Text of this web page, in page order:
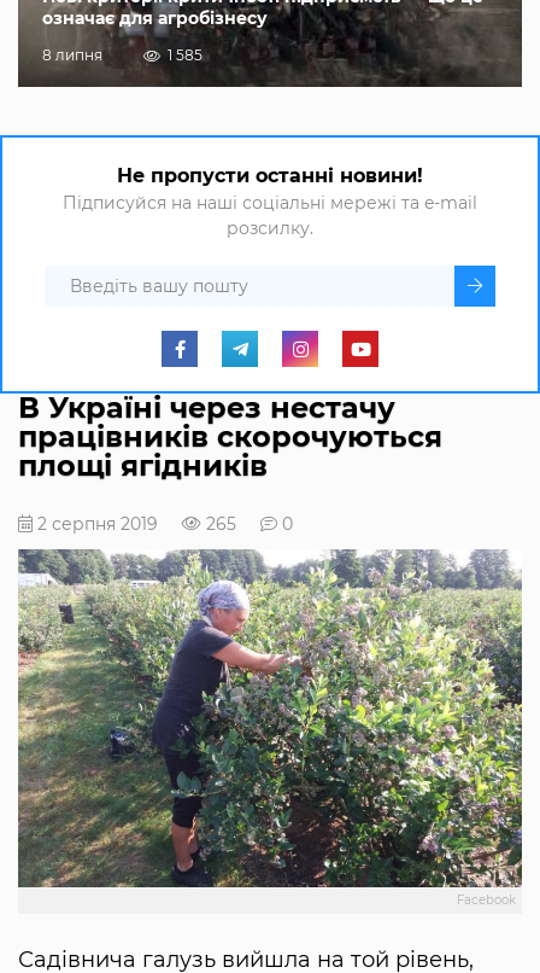
означає для агробізнесу
8 липня 1 585
Не пропусти останні новини!
Підписуйся на наші соціальні мережі та e-mail
розсилку.
В Україні через нестачу
працівників скорочуються
площі ягідників
2 серпня 2019 265 0
Facebook
Садівнича галузь вийшла на той рівень,